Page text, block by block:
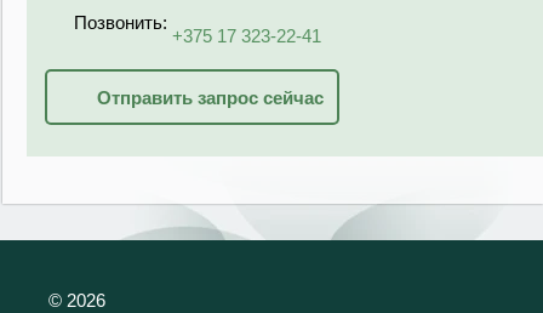
Позвонить:
+375 17 323-22-41
Отправить запрос сейчас
© 2026